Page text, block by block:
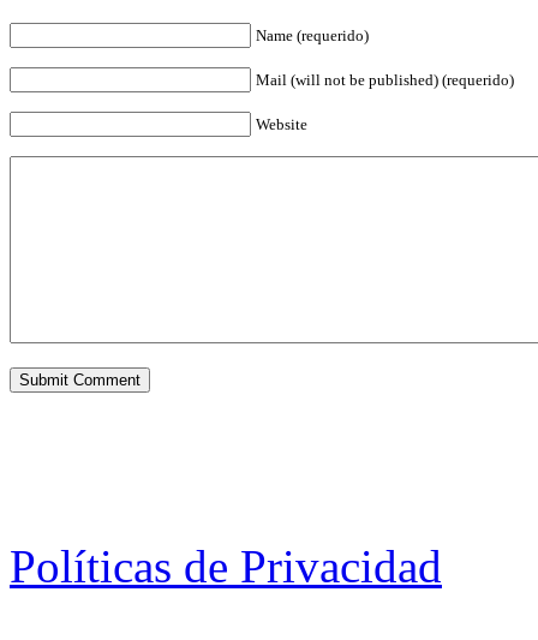
Name (requerido)
Mail (will not be published) (requerido)
Website
Políticas de Privacidad